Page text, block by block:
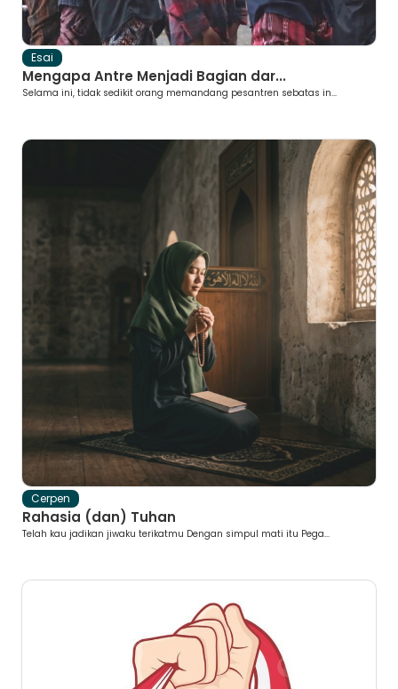
Esai
Mengapa Antre Menjadi Bagian dar...
Selama ini, tidak sedikit orang memandang pesantren sebatas in...
Cerpen
Rahasia (dan) Tuhan
Telah kau jadikan jiwaku terikatmu Dengan simpul mati itu Pega...